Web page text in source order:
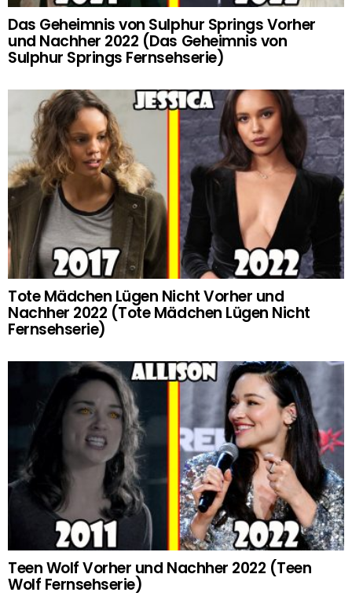
Das Geheimnis von Sulphur Springs Vorher
und Nachher 2022 (Das Geheimnis von
Sulphur Springs Fernsehserie)
Tote Mädchen Lügen Nicht Vorher und
Nachher 2022 (Tote Mädchen Lügen Nicht
Fernsehserie)
Teen Wolf Vorher und Nachher 2022 (Teen
Wolf Fernsehserie)